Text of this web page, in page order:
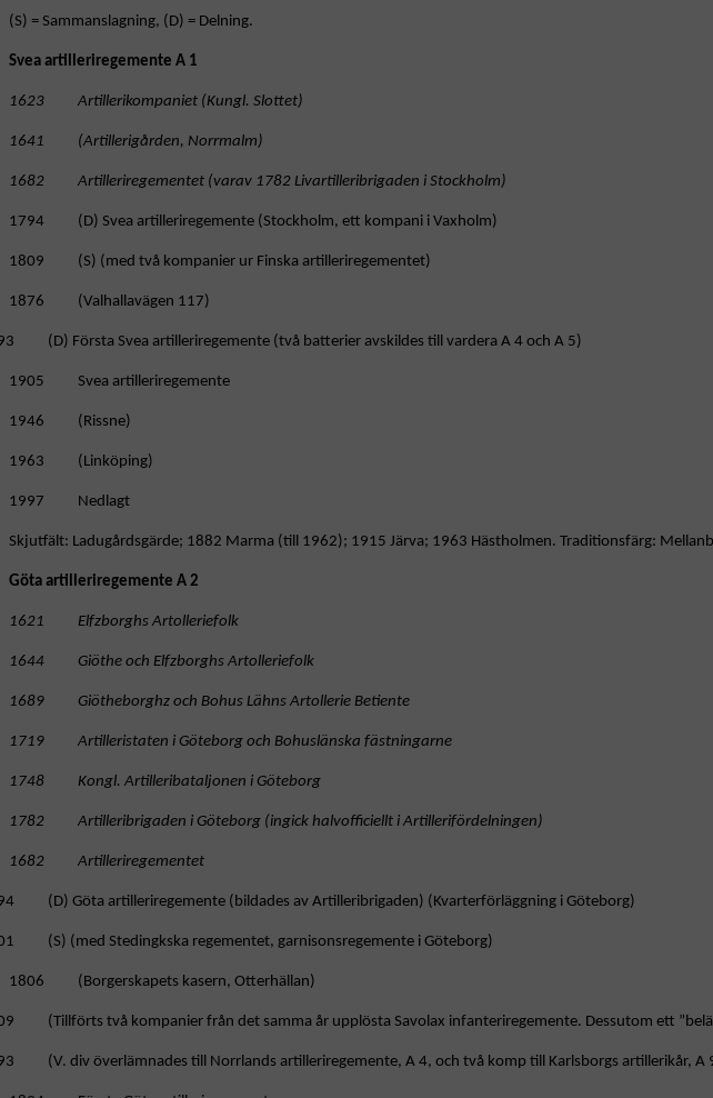
(S) = Sammanslagning, (D) = Delning.
Svea artilleriregemente A 1
1623 Artillerikompaniet (Kungl. Slottet)
1641 (Artillerigården, Norrmalm)
1682 Artilleriregementet (varav 1782 Livartilleribrigaden i Stockholm)
1794 (D) Svea artilleriregemente (Stockholm, ett kompani i Vaxholm)
1809 (S) (med två kompanier ur Finska artilleriregementet)
1876 (Valhallavägen 117)
(D) Första Svea artilleriregemente (två batterier avskildes till vardera A 4 och A 5)
1905 Svea artilleriregemente
1946 (Rissne)
1963 (Linköping)
1997 Nedlagt
Skjutfält: Ladugårdsgärde; 1882 Marma (till 1962); 1915 Järva; 1963 Hästholmen. Traditionsfärg:
Göta artilleriregemente A 2
1621 Elfzborghs Artolleriefolk
1644 Giöthe och Elfzborghs Artolleriefolk
1689 Giötheborghz och Bohus Lähns Artollerie Betiente
1719 Artilleristaten i Göteborg och Bohuslänska fästningarne
1748 Kongl. Artilleribataljonen i Göteborg
1782 Artilleribrigaden i Göteborg (ingick halvofficiellt i Artillerifördelningen)
1682 Artilleriregementet
(D) Göta artilleriregemente (bildades av Artilleribrigaden) (Kvarterförläggning i Göteborg)
(S) (med Stedingkska regementet, garnisonsregemente i Göteborg)
1806 (Borgerskapets kasern, Otterhällan)
(Tillförts två kompanier från det samma år upplösta Savolax infanteriregemente. Dessutom ett
(V. div överlämnades till Norrlands artilleriregemente, A 4, och två komp till Karlsborgs artillerikår, A